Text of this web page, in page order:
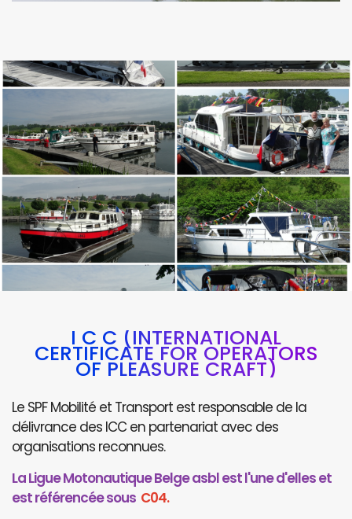
I C C (INTERNATIONAL
CERTIFICATE FOR OPERATORS
OF PLEASURE CRAFT)
Le SPF Mobilité et Transport est responsable de la
délivrance des ICC en partenariat avec des
organisations reconnues.
La Ligue Motonautique Belge asbl est l'une d'elles et
est référencée sous C04.